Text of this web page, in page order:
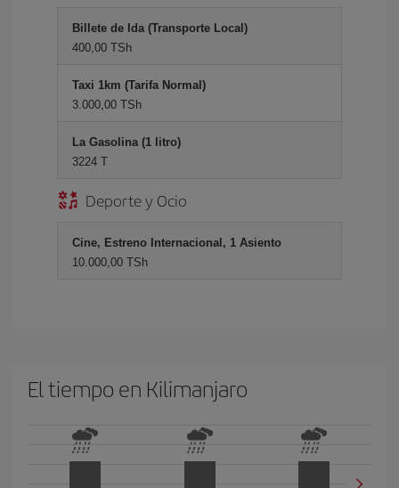
Billete de Ida (Transporte Local)
400,00 TSh
Taxi 1km (Tarifa Normal)
3.000,00 TSh
La Gasolina (1 litro)
3224 T
Deporte y Ocio
Cine, Estreno Internacional, 1 Asiento
10.000,00 TSh
El tiempo en Kilimanjaro